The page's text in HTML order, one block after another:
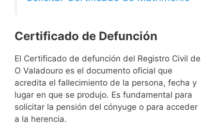
Certificado de Defunción
El Certificado de defunción del Registro Civil de
O Valadouro es el documento oficial que
acredita el fallecimiento de la persona, fecha y
lugar en que se produjo. Es fundamental para
solicitar la pensión del cónyuge o para acceder
a la herencia.